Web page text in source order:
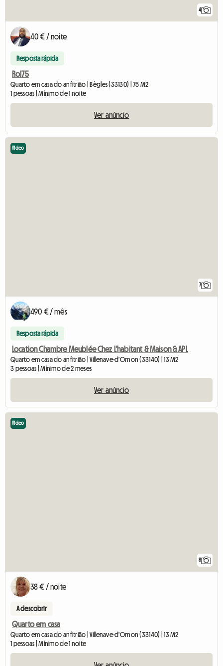
4
40 € / noite
Resposta rápida
Rol75
Quarto em casa do anfitrião | Bègles (33130) | 75 M2
1 pessoas | Mínimo de 1 noite
Ver anúncio
7
Vídeo
490 € / mês
Resposta rápida
Location Chambre Meublée Chez L'habitant & Maison & APL
Quarto em casa do anfitrião | Villenave-d'Ornon (33140) | 13 M2
3 pessoas | Mínimo de 2 meses
Ver anúncio
8
Vídeo
38 € / noite
A descobrir
Quarto em casa
Quarto em casa do anfitrião | Villenave-d'Ornon (33140) | 13 M2
1 pessoas | Mínimo de 1 noite